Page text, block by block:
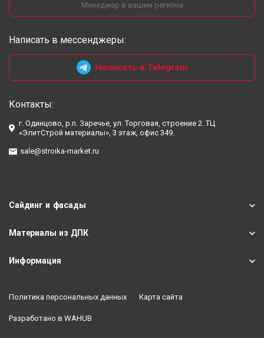
Менеджер в вашем регионе
Написать в мессенджеры:
Написать в Telegram
Контакты:
г. Одинцово, р.п. Заречье, ул. Торговая, строение 2. ТЦ
«ЭлитСтрой материалы», 3 этаж, офис 349.
sale@stroika-market.ru
Сайдинг и фасады
Материалы из ДПК
Информация
Политика персональных данных Карта сайта
Разработано в WAHUB